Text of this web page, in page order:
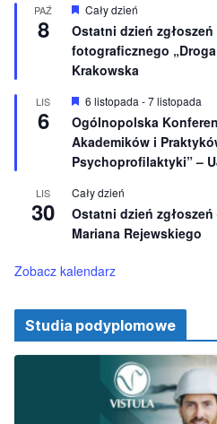
n
o
n
e
PAŹ
8
W
r
ó
ż
n
i
o
n
e
Cały dzień
Ostatni dzień
fotograficznego
Krakowska
LIS
6
W
r
ó
ż
n
o
n
e
6 listopada-7 listopada
Ogólnopolska
Akademików i
Psychoprofilaktyki” –
LIS
30
Cały dzień
Ostatni dzień
Mariana Rejewskiego
Zobacz kalendarz
Studia podyplomowe